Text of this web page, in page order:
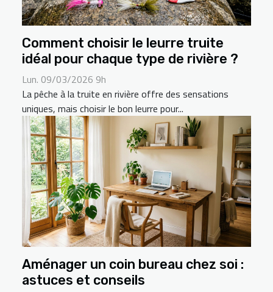
Comment choisir le leurre truite
idéal pour chaque type de rivière ?
Lun. 09/03/2026 9h
La pêche à la truite en rivière offre des sensations
uniques, mais choisir le bon leurre pour...
Aménager un coin bureau chez soi :
astuces et conseils